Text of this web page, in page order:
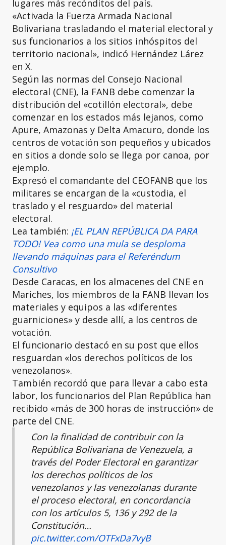
lugares más recónditos del país.
«Activada la Fuerza Armada Nacional
Bolivariana trasladando el material electoral y
sus funcionarios a los sitios inhóspitos del
territorio nacional», indicó Hernández Lárez
en X.
Según las normas del Consejo Nacional
electoral (CNE), la FANB debe comenzar la
distribución del «cotillón electoral», debe
comenzar en los estados más lejanos, como
Apure, Amazonas y Delta Amacuro, donde los
centros de votación son pequeños y ubicados
en sitios a donde solo se llega por canoa, por
ejemplo.
Expresó el comandante del CEOFANB que los
militares se encargan de la «custodia, el
traslado y el resguardo» del material
electoral.
Lea también: ¡EL PLAN REPÚBLICA DA PARA
TODO! Vea como una mula se desploma
llevando máquinas para el Referéndum
Consultivo
Desde Caracas, en los almacenes del CNE en
Mariches, los miembros de la FANB llevan los
materiales y equipos a las «diferentes
guarniciones» y desde allí, a los centros de
votación.
El funcionario destacó en su post que ellos
resguardan «los derechos políticos de los
venezolanos».
También recordó que para llevar a cabo esta
labor, los funcionarios del Plan República han
recibido «más de 300 horas de instrucción» de
parte del CNE.
Con la finalidad de contribuir con la
República Bolivariana de Venezuela, a
través del Poder Electoral en garantizar
los derechos políticos de los
venezolanos y las venezolanas durante
el proceso electoral, en concordancia
con los artículos 5, 136 y 292 de la
Constitución…
pic.twitter.com/OTFxDa7vyB